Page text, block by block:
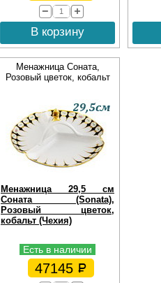
В корзину
Менажница Соната,
Розовый цветок, кобальт
Менажница 29,5 см
Соната (Sonata),
Розовый цветок,
кобальт (Чехия)
Есть в наличии
47145